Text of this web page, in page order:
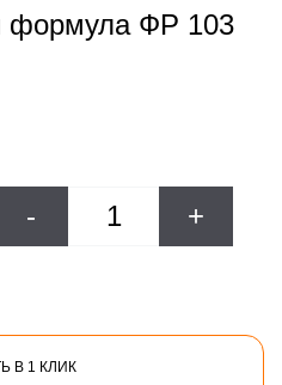
формула ФР 103
- +
В 1 КЛИК